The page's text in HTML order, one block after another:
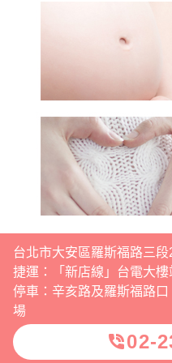
台北市大安區羅斯福路三
捷運：「新店線」台電大
停車：辛亥路及羅斯福路
場
phone_in_talk02-